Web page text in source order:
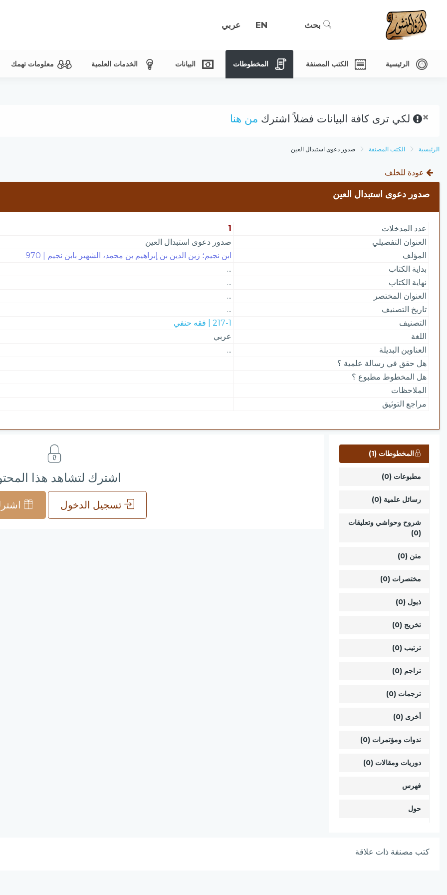
بحث EN عربي
الرئيسية الكتب المصنفة المخطوطات البيانات الخدمات العلمية معلومات تهمك
× لكي ترى كافة البيانات فضلاً اشترك من هنا
الرئيسية الكتب المصنفة صدور دعوى استبدال العين
عودة للخلف
صدور دعوى استبدال العين
عدد المدخلات
1
العنوان التفصيلي
صدور دعوى استبدال العين
المؤلف
ابن نجيم؛ زين الدين بن إبراهيم بن محمد، الشهير بابن نجيم | 970
بداية الكتاب
...
نهاية الكتاب
...
العنوان المختصر
...
تاريخ التصنيف
...
التصنيف
217-1 | فقه حنفي
اللغة
عربي
العناوين البديلة
...
هل حقق في رسالة علمية ؟
هل المخطوط مطبوع ؟
الملاحظات
مراجع التوثيق
المخطوطات (1)
مطبوعات (0)
رسائل علمية (0)
شروح وحواشي وتعليقات
(0)
متن (0)
مختصرات (0)
ذيول (0)
تخريج (0)
ترتيب (0)
تراجم (0)
ترجمات (0)
أخرى (0)
ندوات ومؤتمرات (0)
دوريات ومقالات (0)
فهرس
حول
اشترك لتشاهد هذا
تسجيل الدخول
كتب مصنفة ذات علاقة